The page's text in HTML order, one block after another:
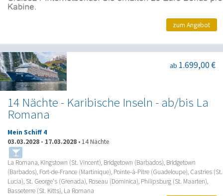
zum Angebot
14 Nächte - Karibische Inseln - ab/bis La
Romana
ab 1.699,00 €
Mein Schiff 4
03.03.2028 - 17.03.2028 • 14 Nächte
La Romana, Kingstown (St. Vincent), Bridgetown (Barbados), Bridgetown
(Barbados), Fort-de-France (Martinique), Pointe-à-Pitre (Guadeloupe), Castries (St.
Lucia), St. George's (Grenada), Roseau (Dominica), Philipsburg (St. Maarten),
Basseterre (St. Kitts), La Romana